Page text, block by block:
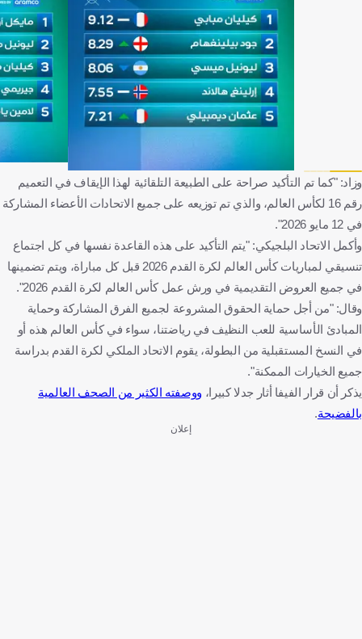
وزاد: "كما تم التأكيد صراحة على الطبيعة التلقائية لهذا الإيقاف في التعميم
رقم 16 لكأس العالم، والذي تم توزيعه على جميع الاتحادات الأعضاء المشاركة
في 12 مايو 2026".
وأكمل الاتحاد البلجيكي: "يتم التأكيد على هذه القاعدة نفسها في كل اجتماع
تنسيقي لمباريات كأس العالم لكرة القدم 2026 قبل كل مباراة، ويتم تضمينها
في جميع العروض التقديمية في ورش عمل كأس العالم لكرة القدم 2026".
وقال: "من أجل حماية الحقوق المشروعة لجميع الفرق المشاركة وحماية
المبادئ الأساسية للعب النظيف في رياضتنا، سواء في كأس العالم هذه أو
في النسخ المستقبلية من البطولة، يقوم الاتحاد الملكي لكرة القدم بدراسة
جميع الخيارات الممكنة".
يذكر أن قرار الفيفا أثار جدلا كبيرا، ووصفته الكثير من الصحف العالمية
بالفضيحة.
إعلان